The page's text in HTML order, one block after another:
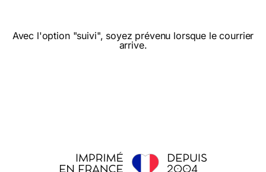
Avec l'option "suivi", soyez prévenu lorsque le courrier
arrive.